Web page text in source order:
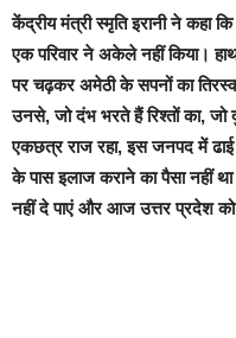
केंद्रीय मंत्री स्मृति इरानी ने
एक परिवार ने अकेले नहीं किया।
पर चढ़कर अमेठी के सपनों का
उनसे, जो दंभ भरते हैं रिश्तों का, जो
एकछत्र राज रहा, इस जनपद में
के पास इलाज कराने का पैसा नहीं
नहीं दे पाएं और आज उत्तर प्रदेश